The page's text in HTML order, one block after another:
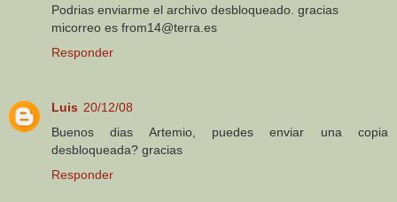
Podrias enviarme el archivo desbloqueado. gracias
micorreo es from14@terra.es
Responder
Luis 20/12/08
Buenos dias Artemio, puedes enviar una copia
desbloqueada? gracias
Responder